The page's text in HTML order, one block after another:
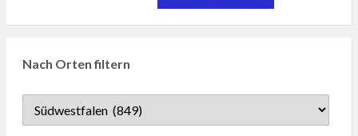
Nach Orten filtern